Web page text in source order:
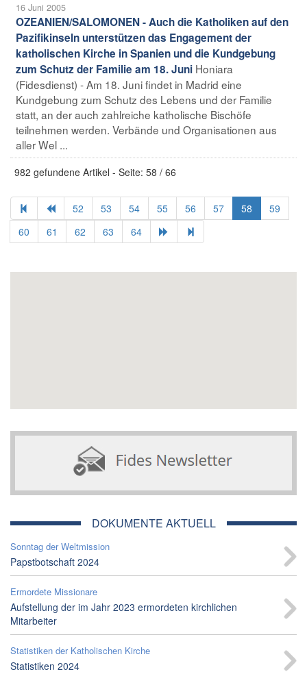
16 Juni 2005
OZEANIEN/SALOMONEN - Auch die Katholiken auf den
Pazifikinseln unterstützen das Engagement der
katholischen Kirche in Spanien und die Kundgebung
zum Schutz der Familie am 18. Juni Honiara
(Fidesdienst) - Am 18. Juni findet in Madrid eine
Kundgebung zum Schutz des Lebens und der Familie
statt, an der auch zahlreiche katholische Bischöfe
teilnehmen werden. Verbände und Organisationen aus
aller Wel ...
982 gefundene Artikel - Seite: 58 / 66
52 53 54 55 56 57 58
59
60
61 62 63 64
DOKUMENTE AKTUELL
Sonntag der Weltmission
Papstbotschaft 2024
Ermordete Missionare
Aufstellung der im Jahr 2023 ermordeten kirchlichen
Mitarbeiter
Statistiken der Katholischen Kirche
Statistiken 2024